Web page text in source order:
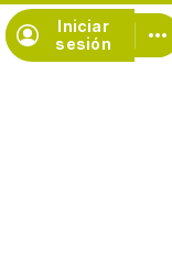
Iniciar
sesión